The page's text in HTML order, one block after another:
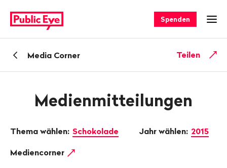
auf
publiceye.ch
Spenden
ZurückMedia Corner Teilen
Medienmitteilungen
Thema wählen: Schokolade Jahr wählen: 2015
Mediencorner